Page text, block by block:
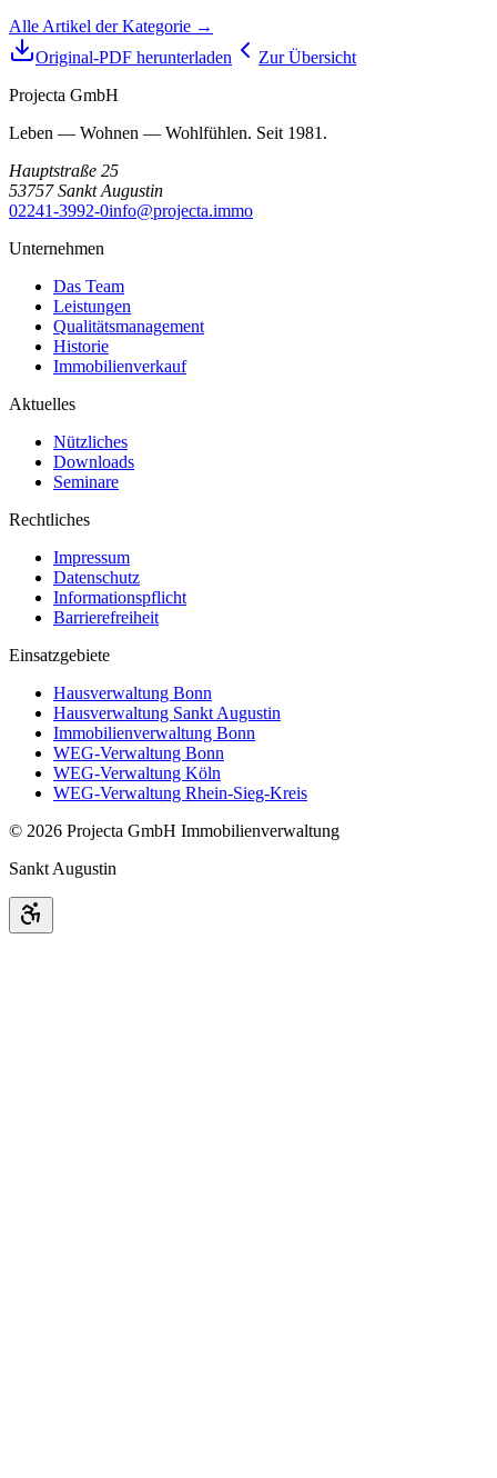
Alle Artikel der Kategorie →
Original-PDF herunterladen
Zur Übersicht
Projecta GmbH
Leben — Wohnen — Wohlfühlen. Seit 1981.
Hauptstraße 25
53757 Sankt Augustin
02241-3992-0info@projecta.immo
Unternehmen
Das Team
Leistungen
Qualitätsmanagement
Historie
Immobilienverkauf
Aktuelles
Nützliches
Downloads
Seminare
Rechtliches
Impressum
Datenschutz
Informationspflicht
Barrierefreiheit
Einsatzgebiete
Hausverwaltung Bonn
Hausverwaltung Sankt Augustin
Immobilienverwaltung Bonn
WEG-Verwaltung Bonn
WEG-Verwaltung Köln
WEG-Verwaltung Rhein-Sieg-Kreis
© 2026 Projecta GmbH Immobilienverwaltung
Sankt Augustin